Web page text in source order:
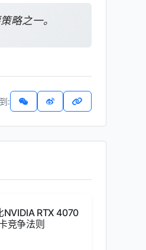
略之一。
:
NVIDIA RTX 4070
竞争法则